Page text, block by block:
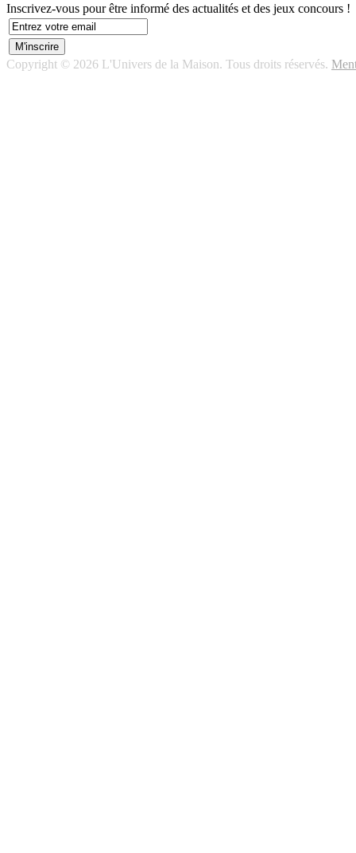
Inscrivez-vous pour être informé des actualités et des jeux concours !
Copyright © 2026 L'Univers de la Maison. Tous droits réservés.